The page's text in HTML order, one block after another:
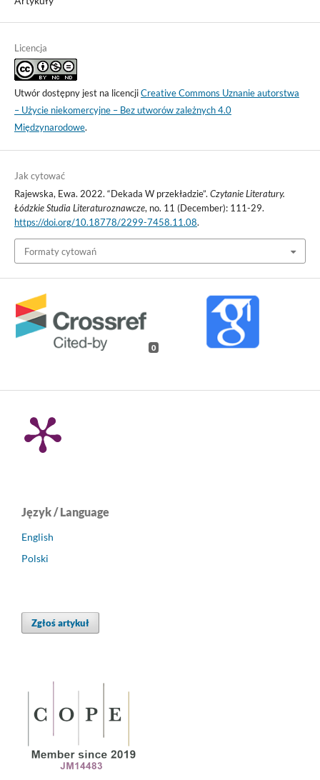
Licencja
Utwór dostępny jest na licencjiCreative Commons Uznanie autorstwa
– Użycie niekomercyjne – Bez utworów zależnych 4.0
Międzynarodowe.
Jak cytować
Rajewska, Ewa. 2022. “Dekada W przekładzie”. Czytanie Literatury.
Łódzkie Studia Literaturoznawcze, no. 11 (December): 111-29.
https://doi.org/10.18778/2299-7458.11.08.
Formaty cytowań
0
Język / Language
English
Polski
Zgłoś artykuł